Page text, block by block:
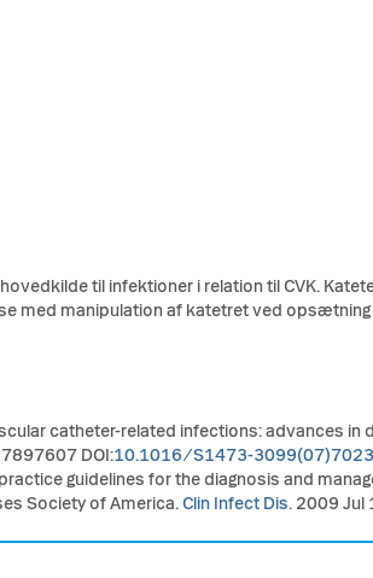
til infektioner i relation til CVK.
med manipulation af katetret ved
catheter-related infections: advances in
DOI:10.1016/S1473-
guidelines for the diagnosis and
Society of America.Clin Infect Dis. 2009 Jul